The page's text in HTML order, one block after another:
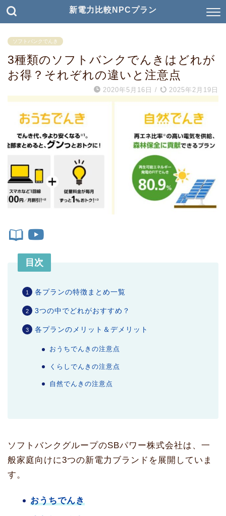
新電力比較NPCプラン
ソフトバンクでんき
3種類のソフトバンクでんきはどれが
お得？それぞれの違いと注意点
2020年5月16日 / 2025年2月19日
目次
各プランの特徴まとめ一覧
3つの中でどれがおすすめ？
各プランのメリット＆デメリット
おうちでんきの注意点
くらしでんきの注意点
自然でんきの注意点
ソフトバンクグループのSBパワー株式会社は、一
般家庭向けに3つの新電力ブランドを展開していま
す。
おうちでんき